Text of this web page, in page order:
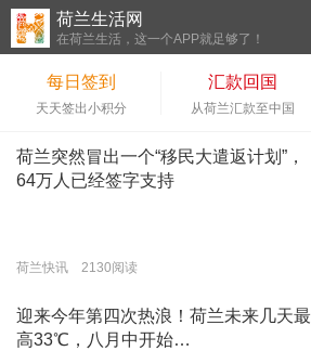
荷兰生活网
在荷兰生活，这一个APP就足够了！
每日签到
天天签出小积分
汇款回国
从荷兰汇款至中国
荷兰突然冒出一个“移民大遣返计划”，
64万人已经签字支持
荷兰快讯 2130阅读
迎来今年第四次热浪！荷兰未来几天最
高33℃，八月中开始…